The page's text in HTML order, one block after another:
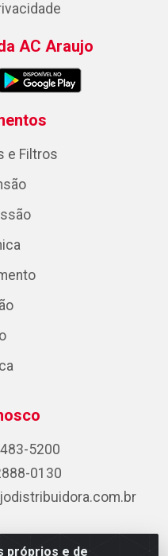
próprios e de
AC Araujo
e Filtros
5200
0130